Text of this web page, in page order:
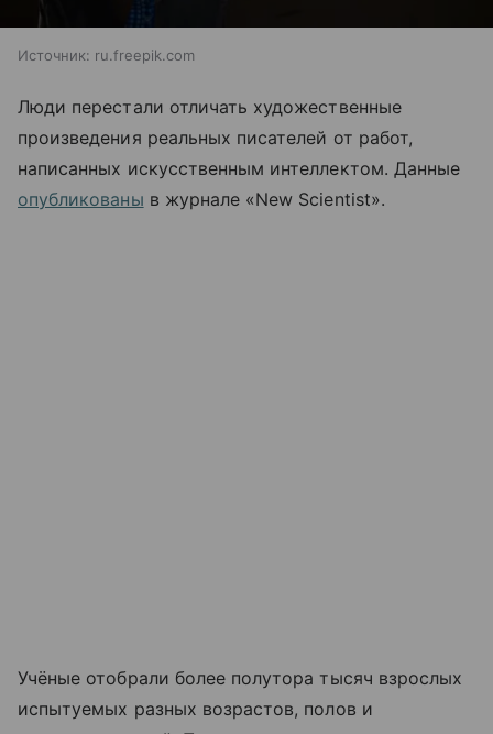
Источник: ru.freepik.com
Люди перестали отличать художественные
произведения реальных писателей от работ,
написанных искусственным интеллектом. Данные
опубликованы в журнале «New Scientist».
Учёные отобрали более полутора тысяч взрослых
испытуемых разных возрастов, полов и